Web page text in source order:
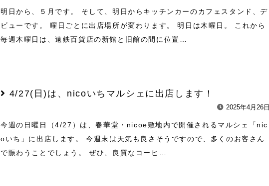
明日から、５月です。 そして、明日からキッチンカーのカフェスタンド、デ
ビューです。 曜日ごとに出店場所が変わります。 明日は木曜日。 これから
毎週木曜日は、遠鉄百貨店の新館と旧館の間に位置…
4/27(日)は、nicoいちマルシェに出店します！
2025年4月26日
今週の日曜日（4/27）は、春華堂・nicoe敷地内で開催されるマルシェ「nic
oいち」に出店します。 今週末は天気も良さそうですので、多くのお客さん
で賑わうことでしょう。 ぜひ、良質なコーヒ…